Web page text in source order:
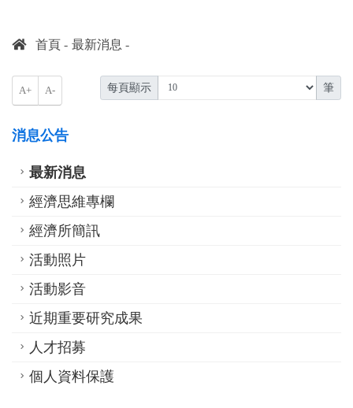
首頁 最新消息
A+ A- 每頁顯示 筆
消息公告
最新消息
經濟思維專欄
經濟所簡訊
活動照片
活動影音
近期重要研究成果
人才招募
個人資料保護